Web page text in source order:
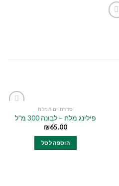
wishlist
סדרת ים המלח
פילינג מלח – לבונה 300 מ"ל
₪65.00
הוספה לסל